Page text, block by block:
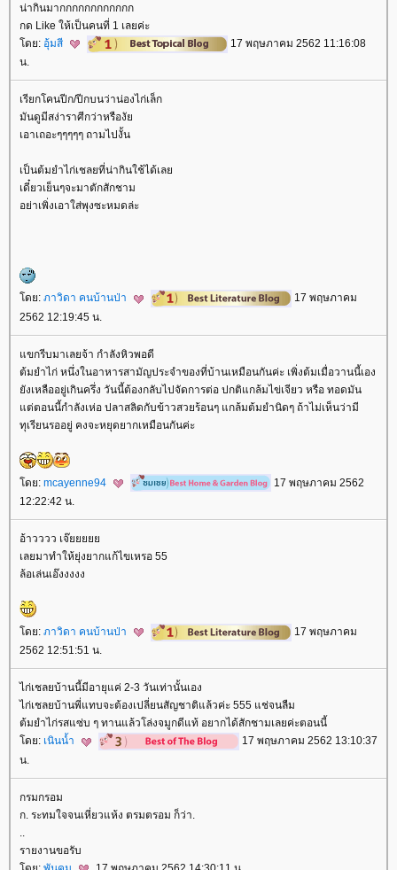
น่ากินมากกกกกกกกกกกก
กด Like ให้เป็นคนที่ 1 เลยค่ะ
ดย: อุ้มสี
17 พฤษภาคม 2562 11:16:08
น.
เรียกโคนปีก/ปีกบนว่าน่องไก่เล็ก
มันดูมีสง่าราศีกว่าหรืองั
เอาเถอะๆๆๆๆๆ ถามไปงั้น
เป็นต้มยำไก่เชลยที่น่ากินใช้ได้เล
เดี๋ยวเย็นๆจะมาตักสักชาม
อย่าเพิ่งเอาใส่พุงซะหมดล่ะ
ดย: ภาวิดา คนบ้านป่า
17 พฤษภาคม
2562 12:19:45 น.
ขกรีบมาเลยจ้า กำลังหิวพอดี
ต้มยำไก่ หนึ่งในอาหารสามัญประจำของที่บ้านเหมือนกันค่ะ เพิ่งต้มเมื่อวานนี้เอง
ังเหลืออยู่เกินครึ่ง วันนี้ต้องกลับไปจัดการต่อ ปกติแกล้มไข่เจียว หรือ ทอดมัน
ต่ตอนนี้กำลังเห่อ ปลาสลิดกับข้าวสวยร้อนๆ แกล้มต้มยำนิดๆ ถ้าไม่เห็นว่ามี
ทุเรียนรออยู่ คงจะหยุดยากเหมือนกันค่ะ
ดย: mcayenne94
17 พฤษภาคม 2562
12:22:42 น.
อ้าวววว เจ๊
เลยมาทำให้ยุ่งยากแก้ไขเหรอ 55
ล้อเล่นเอ๊งงงงง
ดย: ภาวิดา คนบ้านป่า
17 พฤษภาคม
2562 12:51:51 น.
ไก่เชลยบ้านนี้มีอายุแค่ 2-3 วันเท่านั้นเอง
ไก่เชลยบ้านพี่แทบจะต้องเปลี่ยนสัญชาติแล้วค่ะ 555 แช่จนลืม
ต้มยำไก่รสแซ่บ ๆ ทานแล้วโล่งจมูกดีแท้ อยากได้สักชามเลยค่ะตอนนี้
ดย: เนินน้ำ
17 พฤษภาคม 2562 13:10:37
น.
กรมกรอม
ก. ระทมใจจนเหี่ยวแห้ง ตรมตรอม ก็ว่า.
รายงานขอรับ